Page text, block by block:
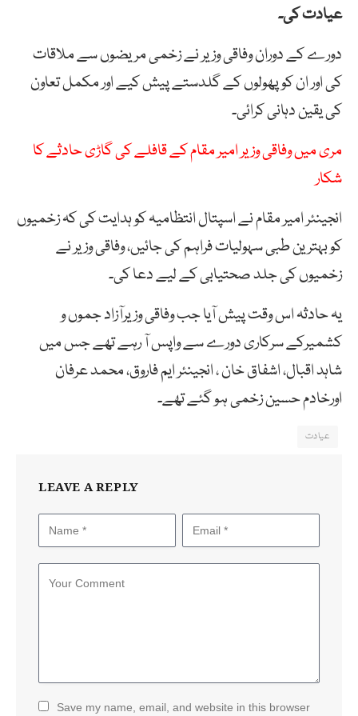
عیادت کی۔
دورے کے دوران وفاقی وزیر نے زخمی مریضوں سے ملاقات
کی اور ان کو پھولوں کے گلدستے پیش کیے اور مکمل تعاون
کی یقین دہانی کرائی۔
مری میں وفاقی وزیر امیر مقام کے قافلے کی گاڑی حادثے کا
شکار
انجینئر امیر مقام نے اسپتال انتظامیہ کو ہدایت کی کہ زخمیوں
کو بہترین طبی سہولیات فراہم کی جائیں، وفاقی وزیر نے
زخمیوں کی جلد صحتیابی کے لیے دعا کی۔
یہ حادثہ اس وقت پیش آیا جب وفاقی وزیرآزاد جموں و
کشمیرکے سرکاری دورے سے واپس آ رہے تھے جس میں
شاہد اقبال، اشفاق خان ، انجینئر ایم فاروق، محمد عرفان
اورخادم حسین زخمی ہو گئے تھے۔
عیادت
LEAVE A REPLY
Save my name, email, and website in this browser